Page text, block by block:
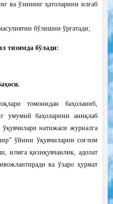
ва ўзининг ҳатоларини илғаб
бўлишни ўргатади;
тизимда бўлади:
томонидан баҳоланиб,
умумий баҳоларини аниқлаб
натижаси журналга
ўйини ўқувчиларни соғлом
илмга қизиқувчанлик, адолат
ва ўзаро ҳурмат